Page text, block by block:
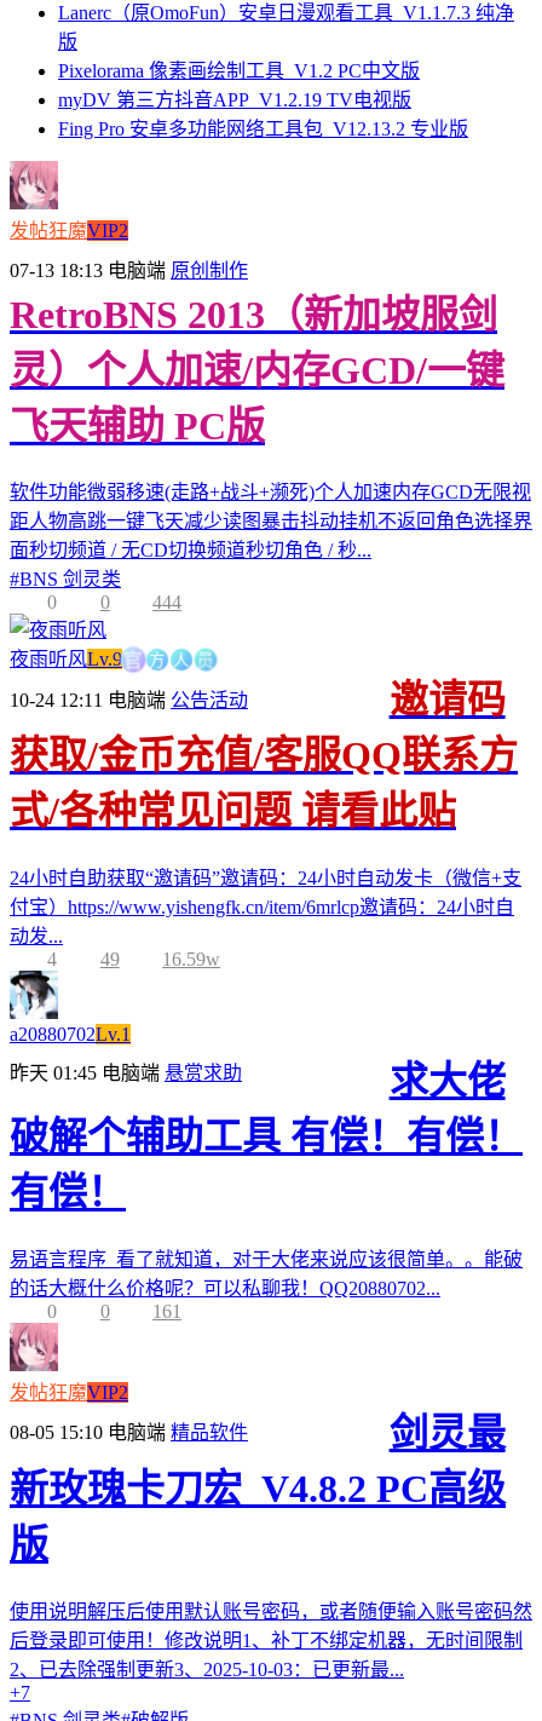
Lanerc（原OmoFun）安卓日漫观看工具_V1.1.7.3 纯净
版
Pixelorama 像素画绘制工具_V1.2 PC中文版
myDV 第三方抖音APP_V1.2.19 TV电视版
Fing Pro 安卓多功能网络工具包_V12.13.2 专业版
发帖狂魔VIP2
07-13 18:13 电脑端 原创制作
RetroBNS 2013（新加坡服剑
灵）个人加速/内存GCD/一键
飞天辅助 PC版
软件功能微弱移速(走路+战斗+濒死)个人加速内存GCD无限视
距人物高跳一键飞天减少读图暴击抖动挂机不返回角色选择界
面秒切频道 / 无CD切换频道秒切角色 / 秒...
#BNS 剑灵类
0
0 444
夜雨听风Lv.9官方人员
10-24 12:11 电脑端 公告活动
邀请码
获取/金币充值/客服QQ联系方
式/各种常见问题 请看此贴
24小时自助获取“邀请码”邀请码：24小时自动发卡（微信+支
付宝）https://www.yishengfk.cn/item/6mrlcp邀请码：24小时自
动发...
4
49 16.59w
a20880702Lv.1
昨天 01:45 电脑端 悬赏求助
求大佬
破解个辅助工具 有偿！有偿！
有偿！
易语言程序 看了就知道，对于大佬来说应该很简单。。能破
的话大概什么价格呢？可以私聊我！QQ20880702...
0
0 161
发帖狂魔VIP2
08-05 15:10 电脑端 精品软件
剑灵最
新玫瑰卡刀宏_V4.8.2 PC高级
版
使用说明解压后使用默认账号密码，或者随便输入账号密码然
后登录即可使用！修改说明1、补丁不绑定机器，无时间限制
2、已去除强制更新3、2025-10-03：已更新最...
+7